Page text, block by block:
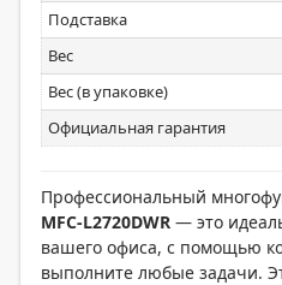
Подставка
Вес
Вес (в упаковке)
Официальная гарантия
Профессиональный
MFC-L2720DWR — это
вашего офиса, с помощью
выполните любые задачи.